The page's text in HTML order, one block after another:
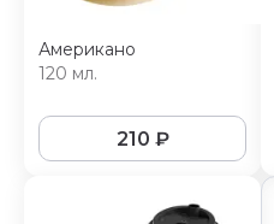
Американо
120 мл.
210 ₽